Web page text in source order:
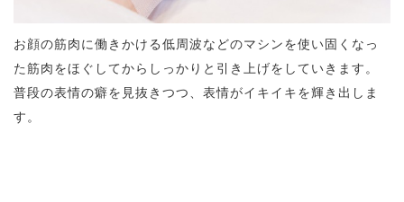
お顔の筋肉に働きかける低周波などのマシンを使い固くなっ
た筋肉をほぐしてからしっかりと引き上げをしていきます。
普段の表情の癖を見抜きつつ、表情がイキイキを輝き出しま
す。